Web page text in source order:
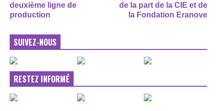
deuxième ligne de
production
de la part de la CIE et de
la Fondation Eranove
SUIVEZ-NOUS
RESTEZ INFORMÉ